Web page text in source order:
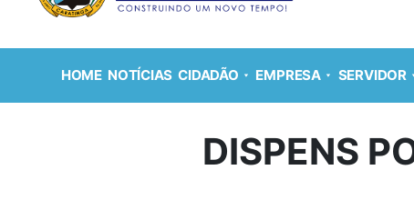
HOME NOTÍCIAS CIDADÃO EMPRESA SERVIDOR
DISPENS